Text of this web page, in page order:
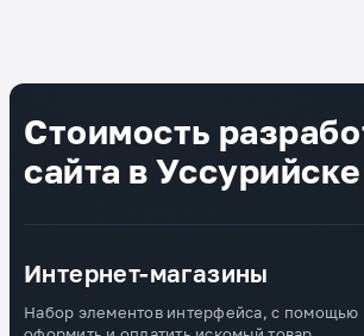
Стоимость
сайта в Уссурийске
Интернет-магазины
Набор элементов интерфейса, с помощью